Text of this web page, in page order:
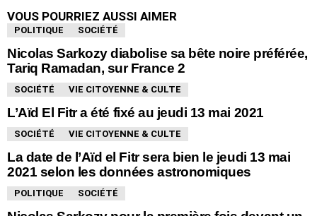
VOUS POURRIEZ AUSSI AIMER
POLITIQUE SOCIÉTÉ
Nicolas Sarkozy diabolise sa bête noire préférée,
Tariq Ramadan, sur France 2
SOCIÉTÉ VIE CITOYENNE & CULTE
L’Aïd El Fitr a été fixé au jeudi 13 mai 2021
SOCIÉTÉ VIE CITOYENNE & CULTE
La date de l’Aïd el Fitr sera bien le jeudi 13 mai
2021 selon les données astronomiques
POLITIQUE SOCIÉTÉ